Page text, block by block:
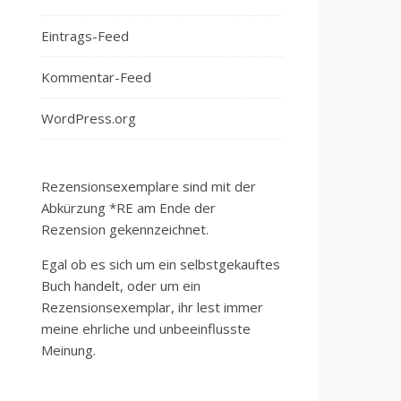
Eintrags-Feed
Kommentar-Feed
WordPress.org
Rezensionsexemplare sind mit der
Abkürzung *RE am Ende der
Rezension gekennzeichnet.
Egal ob es sich um ein selbstgekauftes
Buch handelt, oder um ein
Rezensionsexemplar, ihr lest immer
meine ehrliche und unbeeinflusste
Meinung.